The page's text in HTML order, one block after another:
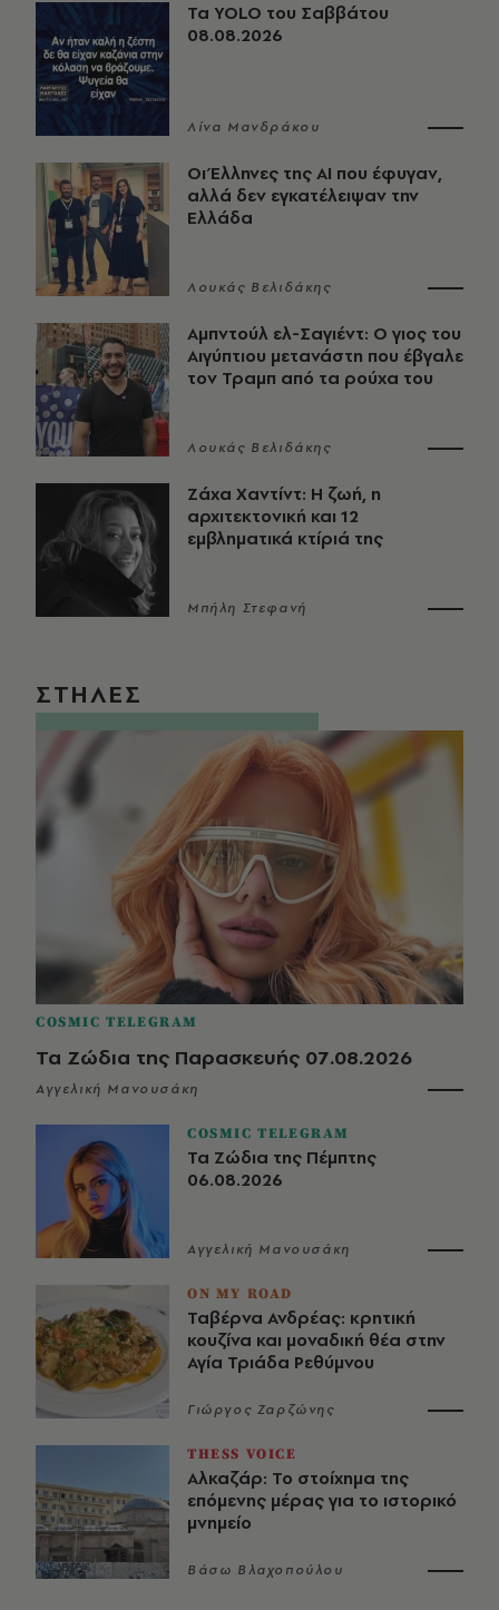
Τα YOLO του Σαββάτου
08.08.2026
Λίνα Μανδράκου
Οι Έλληνες της ΑΙ που έφυγαν,
αλλά δεν εγκατέλειψαν την
Ελλάδα
Λουκάς Βελιδάκης
Αμπντούλ ελ-Σαγιέντ: Ο γιος του
Αιγύπτιου μετανάστη που έβγαλε
τον Τραμπ από τα ρούχα του
Λουκάς Βελιδάκης
Ζάχα Χαντίντ: Η ζωή, η
αρχιτεκτονική και 12
εμβληματικά κτίριά της
Μπήλη Στεφανή
ΣΤΗΛΕΣ
COSMIC TELEGRAM
Τα Ζώδια της Παρασκευής 07.08.2026
Αγγελική Μανουσάκη
COSMIC TELEGRAM
Τα Ζώδια της Πέμπτης
06.08.2026
Αγγελική Μανουσάκη
ON MY ROAD
Ταβέρνα Ανδρέας: κρητική
κουζίνα και μοναδική θέα στην
Αγία Τριάδα Ρεθύμνου
Γιώργος Ζαρζώνης
THESS VOICE
Αλκαζάρ: Το στοίχημα της
επόμενης μέρας για το ιστορικό
μνημείο
Βάσω Βλαχοπούλου